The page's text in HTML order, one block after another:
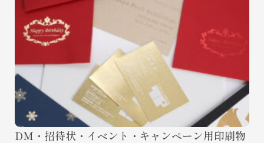
DM・招待状・イベント・キャンペーン用印刷物